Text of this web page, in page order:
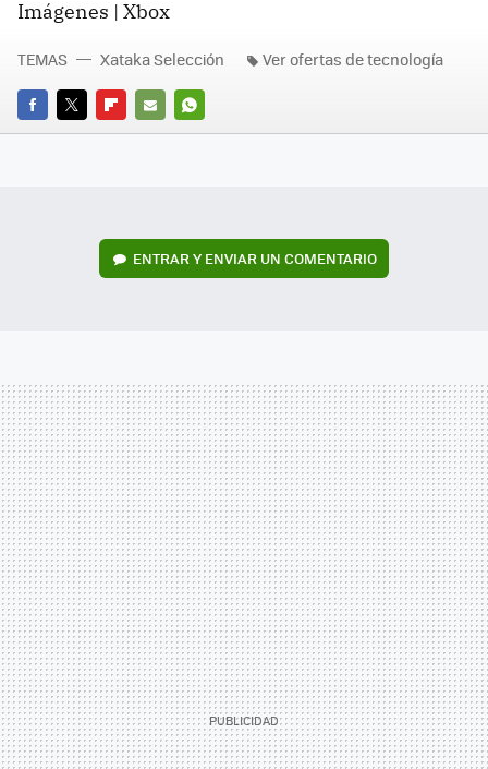
Imágenes | Xbox
FACEBOOK
TWITTERFLIPBOARD
E-
WHATSAPP
TEMAS Xataka Selección Ver ofertas de tecnología
ENTRAR Y ENVIAR UN COMENTARIO